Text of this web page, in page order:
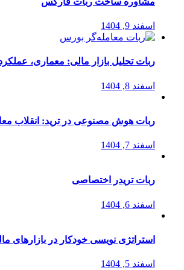
اسفند 9, 1404
ربات تحلیل بازار مالی: معماری،
اسفند 8, 1404
ربات هوش مصنوعی در ترید: انقلاب
اسفند 7, 1404
ربات تریدر اختصاصی
اسفند 6, 1404
استراتژی‌ نویسی خودکار در بازارهای
اسفند 5, 1404